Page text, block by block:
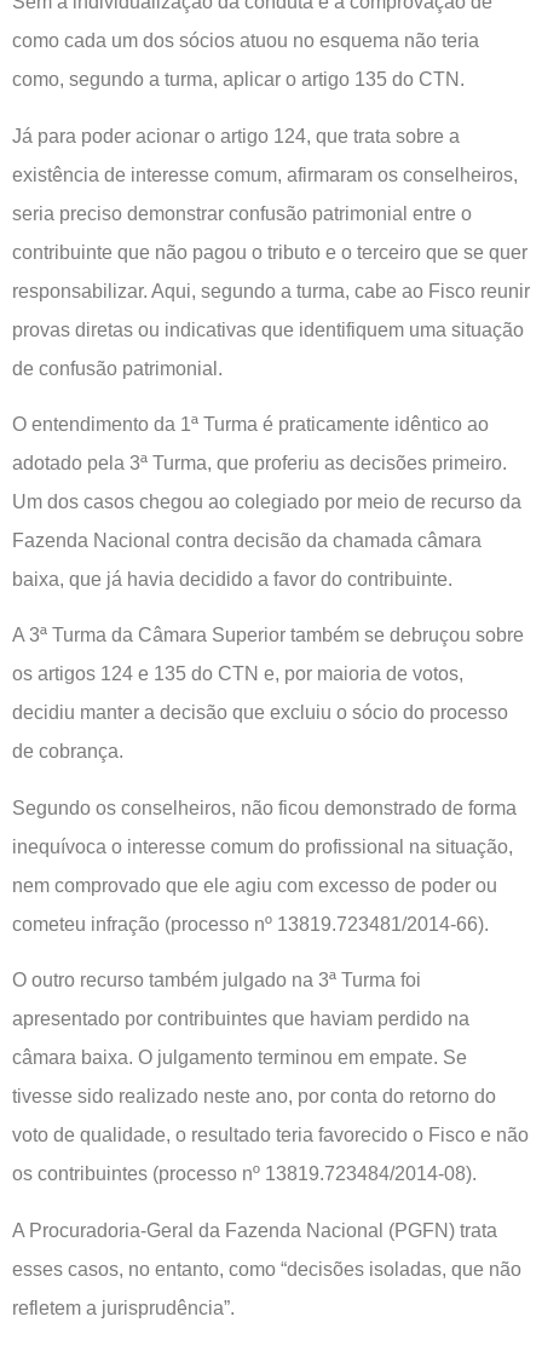
como cada um dos sócios atuou no esquema não teria
como, segundo a turma, aplicar o artigo 135 do CTN.
Já para poder acionar o artigo 124, que trata sobre a
existência de interesse comum, afirmaram os conselheiros,
seria preciso demonstrar confusão patrimonial entre o
contribuinte que não pagou o tributo e o terceiro que se quer
responsabilizar. Aqui, segundo a turma, cabe ao Fisco reunir
provas diretas ou indicativas que identifiquem uma situação
de confusão patrimonial.
O entendimento da 1ª Turma é praticamente idêntico ao
adotado pela 3ª Turma, que proferiu as decisões primeiro.
Um dos casos chegou ao colegiado por meio de recurso da
Fazenda Nacional contra decisão da chamada câmara
baixa, que já havia decidido a favor do contribuinte.
A 3ª Turma da Câmara Superior também se debruçou sobre
os artigos 124 e 135 do CTN e, por maioria de votos,
decidiu manter a decisão que excluiu o sócio do processo
de cobrança.
Segundo os conselheiros, não ficou demonstrado de forma
inequívoca o interesse comum do profissional na situação,
nem comprovado que ele agiu com excesso de poder ou
cometeu infração (processo nº 13819.723481/2014-66).
O outro recurso também julgado na 3ª Turma foi
apresentado por contribuintes que haviam perdido na
câmara baixa. O julgamento terminou em empate. Se
tivesse sido realizado neste ano, por conta do retorno do
voto de qualidade, o resultado teria favorecido o Fisco e não
os contribuintes (processo nº 13819.723484/2014-08).
A Procuradoria-Geral da Fazenda Nacional (PGFN) trata
esses casos, no entanto, como “decisões isoladas, que não
refletem a jurisprudência”.